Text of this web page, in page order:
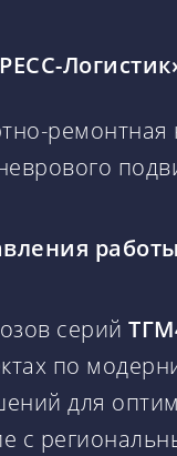
ремонтная
серий
по
для
с